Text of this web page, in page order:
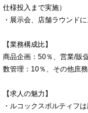
仕様投入まで実施）
・展示会、店舗ラウンド
【業務構成比】
商品企画：50％、営業/販
数管理：10％、その他庶
【求人の魅力】
・ルコックスポルティフ